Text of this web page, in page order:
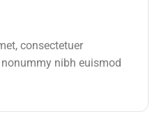
consectetuer
nibh euismod